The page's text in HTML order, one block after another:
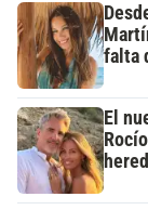
falta
El